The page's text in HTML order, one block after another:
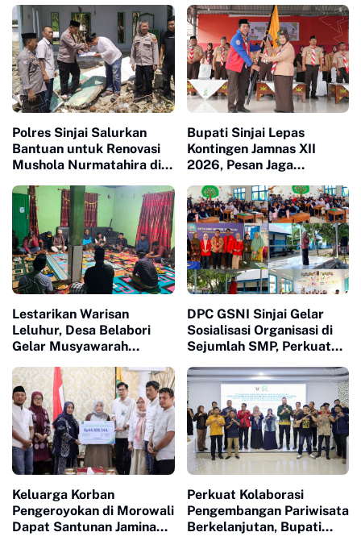
Polres Sinjai Salurkan
Bantuan untuk Renovasi
Mushola Nurmatahira di
Bupati Sinjai Lepas
Kontingen Jamnas XII
2026, Pesan Jaga
Prestasi
Lestarikan Warisan
Leluhur, Desa Belabori
Gelar Musyawarah
Badik
DPC GSNI Sinjai Gelar
Sosialisasi Organisasi di
Sejumlah SMP, Perkuat
Kepemimpinan Pelajar
Keluarga Korban
Pengeroyokan di Morowali
Dapat Santunan Jaminan
Perkuat Kolaborasi
Pengembangan Pariwisata
Berkelanjutan, Bupati